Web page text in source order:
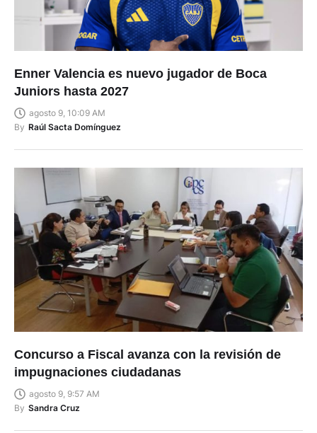
Enner Valencia es nuevo jugador de Boca
Juniors hasta 2027
agosto 9, 10:09 AM
By Raúl Sacta Domínguez
Concurso a Fiscal avanza con la revisión de
impugnaciones ciudadanas
agosto 9, 9:57 AM
By Sandra Cruz